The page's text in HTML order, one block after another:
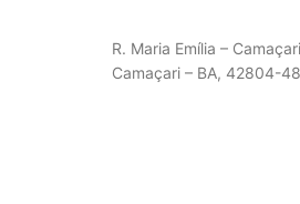
R. Maria Emília –
Camaçari – BA, 42804-